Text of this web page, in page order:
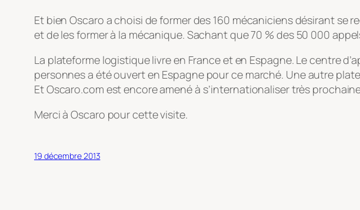
Et bien Oscaro a choisi de former des 160 mécaniciens désirant
et de les former à la mécanique. Sachant que 70 % des 50 000
La plateforme logistique livre en France et en Espagne. Le centre
personnes a été ouvert en Espagne pour ce marché. Une autre
Et Oscaro.com est encore amené à s’internationaliser très
Merci à Oscaro pour cette visite.
19 décembre 2013